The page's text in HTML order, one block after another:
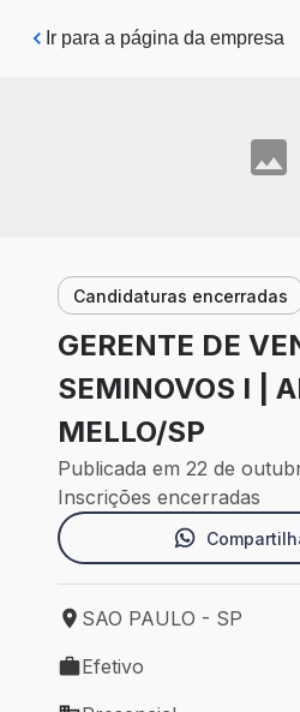
Pular para o conteúdo principal
Ir para a página da empresa
Candidaturas encerradas
GERENTE DE
SEMINOVOS I |
MELLO/SP
Publicada em 22 de
Inscrições encerradas
Local de trabalho: SAO
SAO PAULO - SP
Tipo de vaga: Efetivo
Efetivo